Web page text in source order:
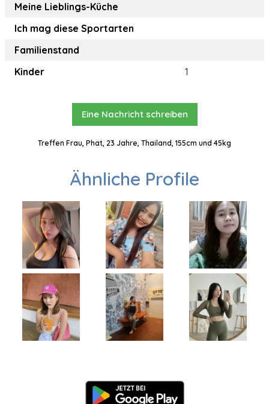
Meine Lieblings-Küche
Ich mag diese Sportarten
Familienstand
Kinder
1
Eine Nachricht schreiben
Treffen Frau, Phat, 23 Jahre, Thailand, 155cm und 45kg
Ähnliche Profile